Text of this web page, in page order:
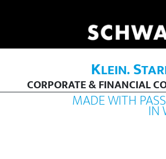
KLEIN.S
CORPORATE & FINANCIAL
MADE WITH IN